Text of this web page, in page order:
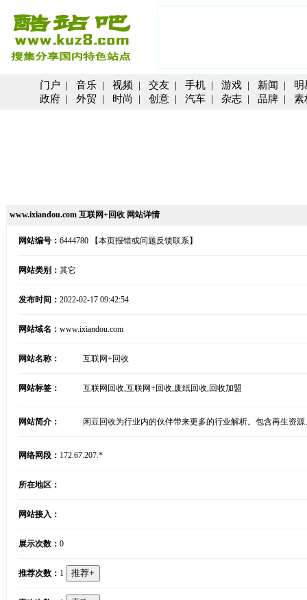
门户 | 音乐 | 视频 | 交友 | 手机 | 游戏 | 新闻 | 明
政府 | 外贸 | 时尚 | 创意 | 汽车 | 杂志 | 品牌 | 素
www.ixiandou.com 互联网+回收 网站详情
网站编号： 6444780 【本页报错或问题反馈联系】
网站类别： 其它
发布时间： 2022-02-17 09:42:54
网站域名： www.ixiandou.com
网站名称： 互联网+回收
网站标签： 互联网回收,互联网+回收,废纸回收,回收加盟
网站简介： 闲豆回收为行业内的伙伴带来更多的行业解析。包含再生资
网络网段： 172.67.207.*
所在地区：
网站接入：
展示次数： 0
推荐次数： 1